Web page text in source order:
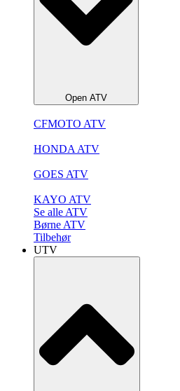
Open ATV
CFMOTO ATV
HONDA ATV
GOES ATV
KAYO ATV
Se alle ATV
Børne ATV
Tilbehør
UTV